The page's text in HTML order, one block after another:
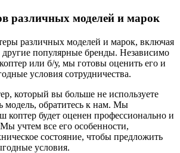
различных моделей и марок
различных моделей и марок, включая
популярные бренды. Независимо
или б/у, мы готовы оценить его и
условия сотрудничества.
который вы больше не используете
модель, обратитесь к нам. Мы
коптер будет оценен профессионально и
учтем все его особенности,
состояние, чтобы предложить
условия.